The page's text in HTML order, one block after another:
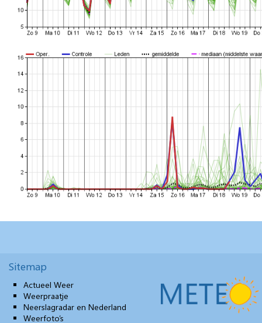
Sitemap
Actueel Weer
Weerpraatje
Neerslagradar en Nederland
Weerfoto’s